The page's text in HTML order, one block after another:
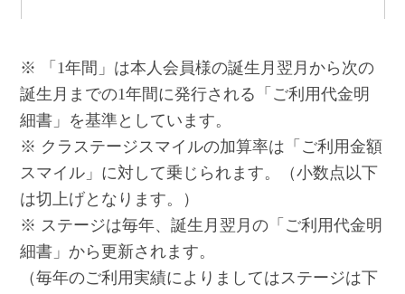
※ 「1年間」は本人会員様の誕生月翌月から次の
誕生月までの1年間に発行される「ご利用代金明
細書」を基準としています。
※ クラステージスマイルの加算率は「ご利用金額
スマイル」に対して乗じられます。（小数点以下
は切上げとなります。）
※ ステージは毎年、誕生月翌月の「ご利用代金明
細書」から更新されます。
（毎年のご利用実績によりましてはステージは下